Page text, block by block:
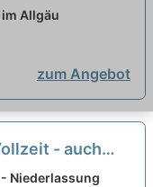
w/d) neu
Allgäu
zum Angebot
- auch
w/d) neu
Niederlassung